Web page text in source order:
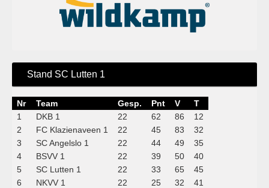
Stand SC Lutten 1
Nr Team Gesp. Pnt V
T
1
DKB 1 22 62 86
12
2
FC Klazienaveen 1 22 45 83
32
3
SC Angelslo 1 22 44 49
35
4
BSVV 1 22 39 50
40
5
SC Lutten 1 22 33 65
45
6
NKVV 1 22 25 32
41